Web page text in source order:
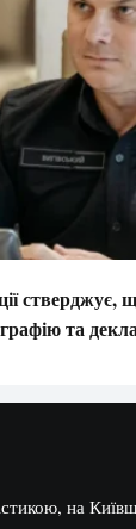
стверджує,
та
на